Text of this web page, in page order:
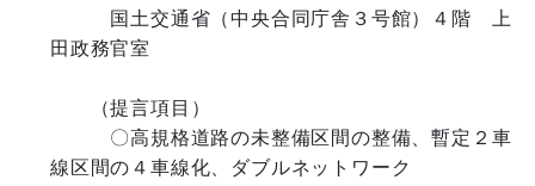
国土交通省（中央合同庁舎３号館）４階　上
田政務官室
（提言項目）
〇高規格道路の未整備区間の整備、暫定２車
線区間の４車線化、ダブルネットワーク